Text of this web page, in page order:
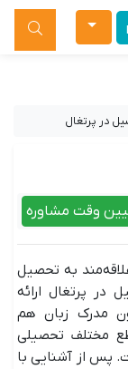
جستجو
در پرتغال
وقت مشاوره
به تحصیل
در پرتغال ارائه
مدرک زبان هم
مختلف تحصیلی
پس از آشنایی با